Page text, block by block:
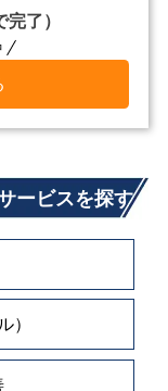
了）
ービスを探す